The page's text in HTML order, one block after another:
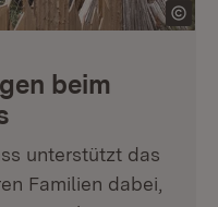
beim
unterstützt das
Familien dabei,